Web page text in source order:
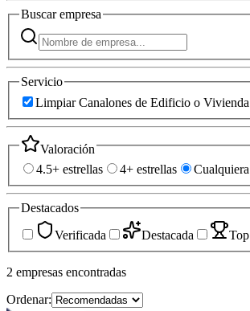
Buscarempresa
Servicio
Limpiar Canalones de Edificio o Vivienda
Valoración
4.5+ estrellas
4+ estrellas Cualquiera
Destacados
Verificada
Destacada Top
2 empresas encontradas
Ordenar: